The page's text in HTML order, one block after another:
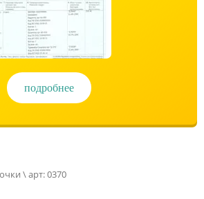
подробнее
\ арт: 0370